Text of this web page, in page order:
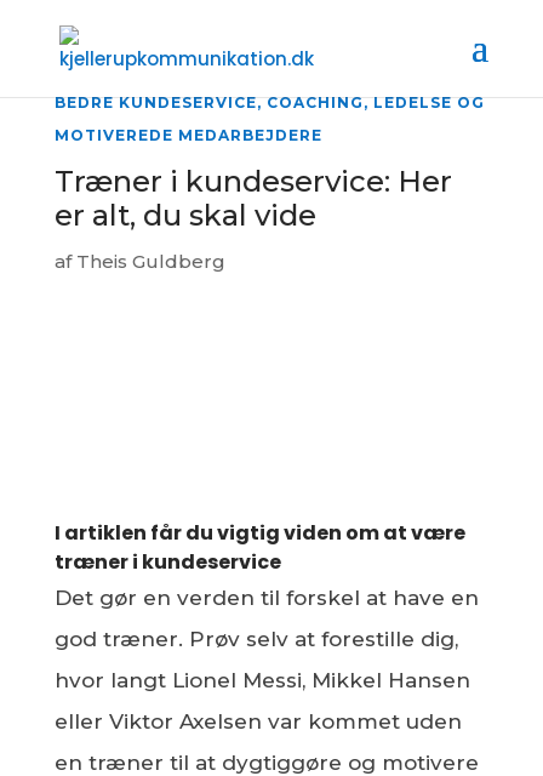
BEDRE KUNDESERVICE,COACHING,LEDELSE OG
MOTIVEREDE MEDARBEJDERE
Træner i kundeservice: Her
er alt, du skal vide
af Theis Guldberg
I artiklen får du vigtig viden om at være
træner i kundeservice
Det gør en verden til forskel at have en
god træner. Prøv selv at forestille dig,
hvor langt Lionel Messi, Mikkel Hansen
eller Viktor Axelsen var kommet uden
en træner til at dygtiggøre og motivere